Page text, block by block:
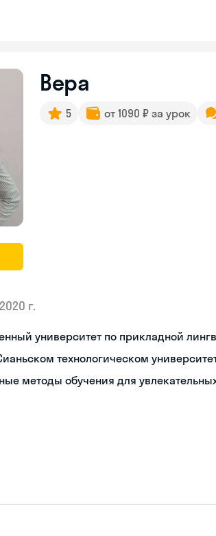
Вера
5 от 1090 ₽ за урок
2020 г.
университет по прикладной
технологическом
методы обучения для